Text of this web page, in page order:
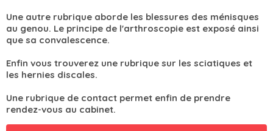
Une autre rubrique aborde les blessures des ménisques
au genou. Le principe de l'arthroscopie est exposé ainsi
que sa convalescence.
Enfin vous trouverez une rubrique sur les sciatiques et
les hernies discales.
Une rubrique de contact permet enfin de prendre
rendez-vous au cabinet.